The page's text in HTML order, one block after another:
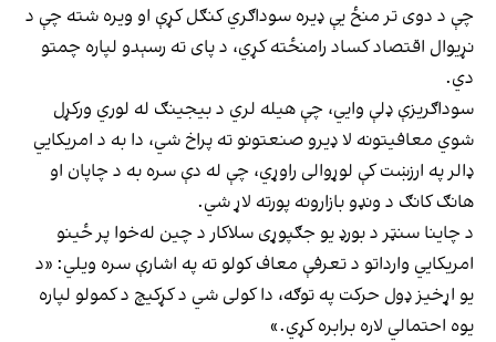
چې د دوی تر منځ یې ډیره سوداګري کنګل کړې او ویره شته چې د
نړیوال اقتصاد کساد رامنځته کړي، د پای ته رسېدو لپاره چمتو
دي.
سوداګریزې ډلې وایي، چې هیله لري د بیجینګ له لوري ورکړل
شوي معافیتونه لا ډیرو صنعتونو ته پراخ شي، دا به د امریکایي
ډالر په ارزښت کې لوړوالی راوړي، چې له دې سره به د چاپان او
هانګ کانګ د ونډو بازارونه پورته لاړ شي.
د چاینا سنټر د بورډ یو جګپوړی سلاکار د چین له‌خوا پر ځینو
امریکایي وارداتو د تعرفې معاف کولو ته په اشارې سره ویلي: «د
یو اړخیز ډول حرکت په توګه، دا کولی شي د کړکیچ د کمولو لپاره
یوه احتمالي لاره برابره کړي.»